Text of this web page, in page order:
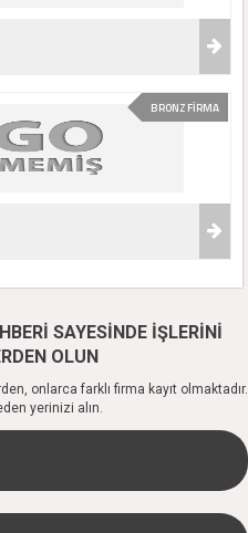
BRONZ FİRMA
SAYESİNDE İŞLERİNİ
OLUN
onlarca farklı firma kayıt olmaktadır.
yerinizi alın.